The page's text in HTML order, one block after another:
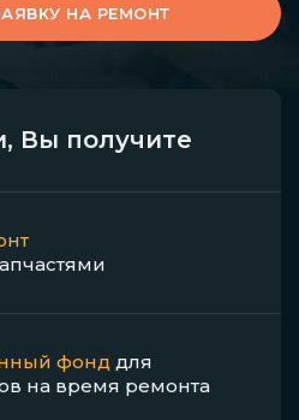
НА РЕМОНТ
Вы получите
фонд для
на время ремонта